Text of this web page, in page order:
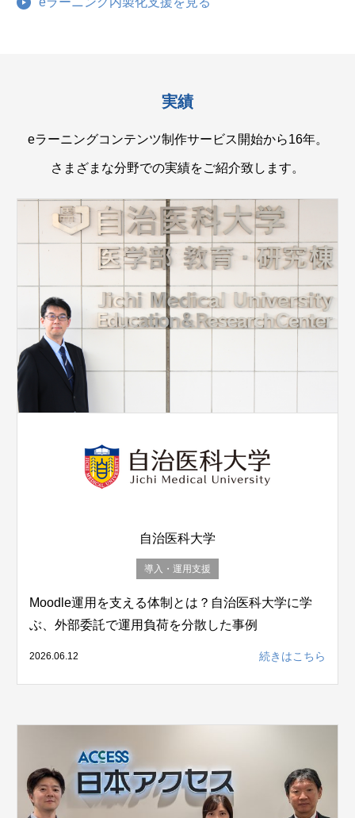
実績
eラーニングコンテンツ制作サービス開始から16年。
さまざまな分野での実績をご紹介致します。
自治医科大学
導入・運用支援
Moodle運用を支える体制とは？自治医科大学に学
ぶ、外部委託で運用負荷を分散した事例
2026.06.12 続きはこちら